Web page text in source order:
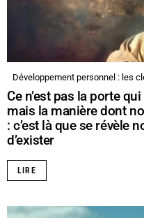
Développement personnel : les
Ce n’est pas la porte
mais la manière dont
: c’est là que se révèle
d’exister
LIRE